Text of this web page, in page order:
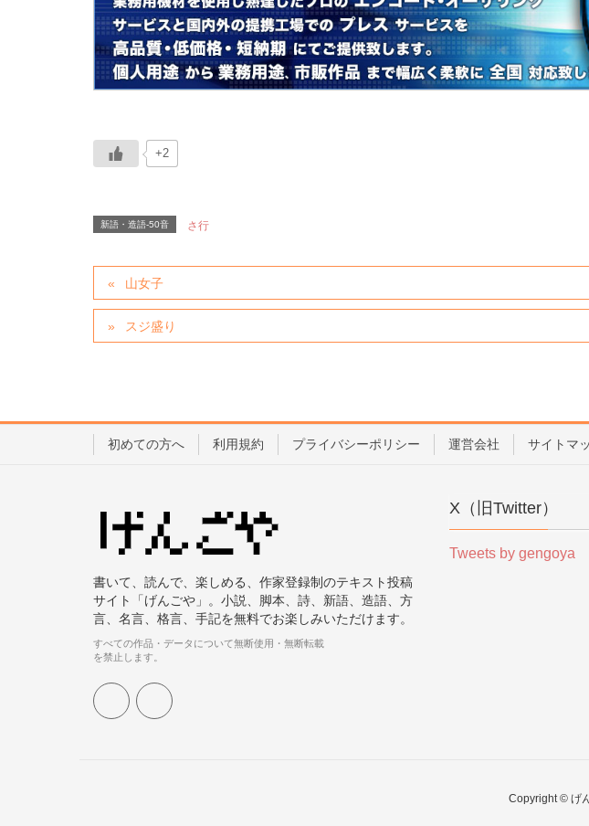
+2
新語・造語-50音 さ行
山女子
スジ盛り
初めての方へ 利用規約 プライバシーポリシー 運営会社 サイトマ
書いて、読んで、楽しめる、作家登録制のテキスト投稿
サイト「げんごや」。小説、脚本、詩、新語、造語、方
言、名言、格言、手記を無料でお楽しみいただけます。
すべての作品・データについて無断使用・無断転載
を禁止します。
X（旧Twitter）
Tweets by gengoya
Copyright © げ